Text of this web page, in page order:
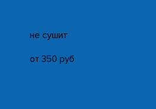
не сушит
от 350 руб